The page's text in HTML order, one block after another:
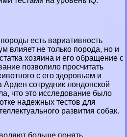
есть вариативность
влияет не только порода, но и
хозяина и его обращение с
позволило просчитать
с его здоровьем и
Арден сотрудник лондонской
что это исследование было
надежных тестов для
развития собак.